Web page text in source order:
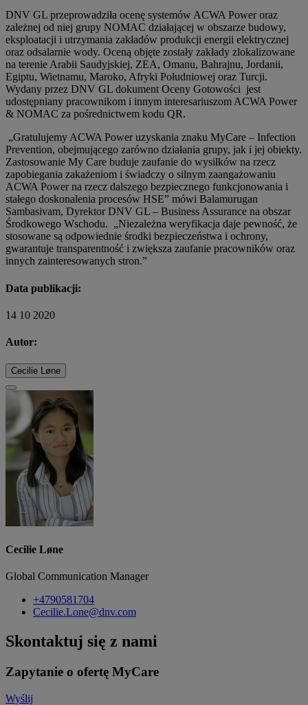
DNV GL przeprowadziła ocenę systemów ACWA Power oraz
zależnej od niej grupy NOMAC działającej w obszarze budowy,
eksploatacji i utrzymania zakładów produkcji energii elektrycznej
oraz odsalarnie wody. Oceną objęte zostały zakłady zlokalizowane
na terenie Arabii Saudyjskiej, ZEA, Omanu, Bahrajnu, Jordanii,
Egiptu, Wietnamu, Maroko, Afryki Południowej oraz Turcji.
Wydany przez DNV GL dokument Oceny Gotowości jest
udostępniany pracownikom i innym interesariuszom ACWA Power
& NOMAC za pośrednictwem kodu QR.
„Gratulujemy ACWA Power uzyskania znaku MyCare – Infection
Prevention, obejmującego zarówno działania grupy, jak i jej obiekty.
Zastosowanie My Care buduje zaufanie do wysiłków na rzecz
zapobiegania zakażeniom i świadczy o silnym zaangażowaniu
ACWA Power na rzecz dalszego bezpiecznego funkcjonowania i
stałego doskonalenia procesów HSE” mówi Balamurugan
Sambasivam, Dyrektor DNV GL – Business Assurance na obszar
Środkowego Wschodu. „Niezależna weryfikacja daje pewność, że
stosowane są odpowiednie środki bezpieczeństwa i ochrony,
gwarantuje transparentność i zwiększa zaufanie pracowników oraz
innych zainteresowanych stron.”
Data publikacji:
14 10 2020
Autor:
Cecilie Løne
Cecilie Løne
Global Communication Manager
+4790581704
Cecilie.Lone@dnv.com
Skontaktuj się z nami
Zapytanie o ofertę MyCare
Wyślij